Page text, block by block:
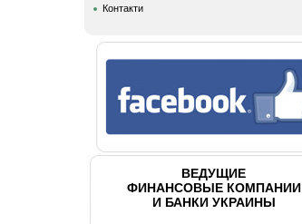
Контакти
ВЕДУЩИЕ
ФИНАНСОВЫЕ КОМПАНИИ
И БАНКИ УКРАИНЫ